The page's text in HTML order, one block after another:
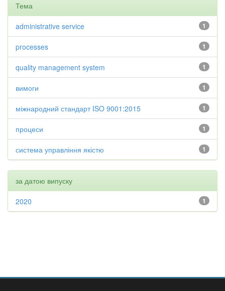
Тема
1
administrative service
1
processes
1
quality management system
1
вимоги
1
міжнародний стандарт ISO 9001:2015
1
процеси
1
система управління якістю
за датою випуску
1
2020